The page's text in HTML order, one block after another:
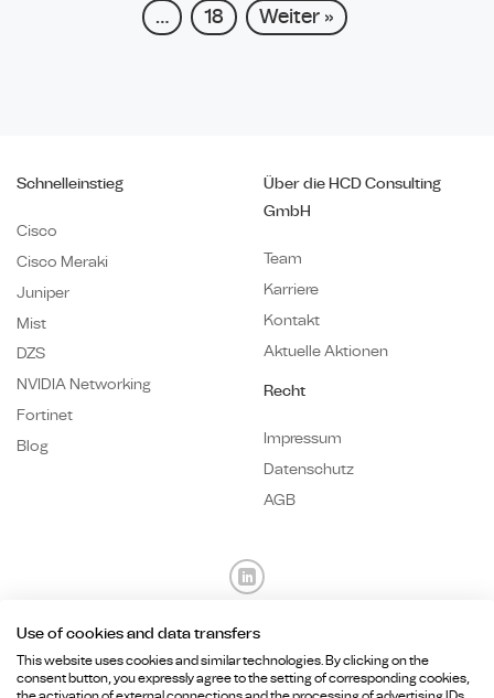
…
18 Weiter »
Schnelleinstieg
Cisco
Cisco Meraki
Juniper
Mist
DZS
NVIDIA Networking
Fortinet
Blog
Über die HCD Consulting
GmbH
Team
Karriere
Kontakt
Aktuelle Aktionen
Recht
Impressum
Datenschutz
AGB
Fragen? Wir sind für Sie da.
Use of cookies and data transfers
This website uses cookies and similar technologies. By clicking on the
consent button, you expressly agree to the setting of corresponding cookies,